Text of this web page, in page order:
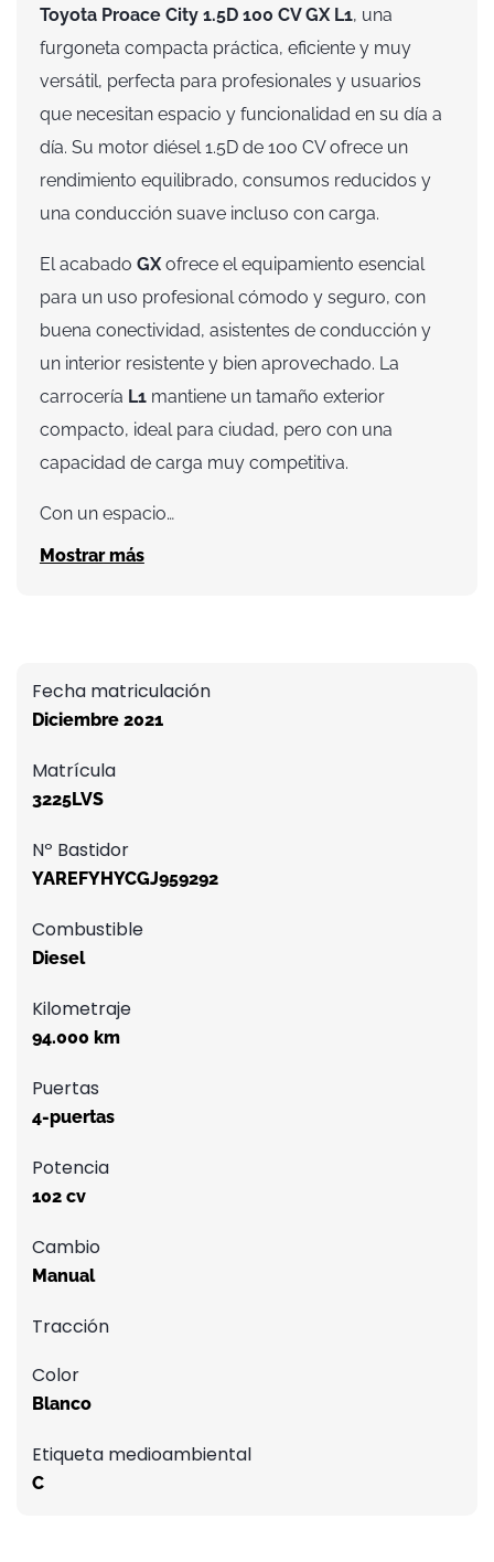
A
p
p
g
r
a
m
Toyota Proace City 1.5D 100 CV GX L1, una
furgoneta compacta práctica, eficiente y muy
versátil, perfecta para profesionales y usuarios
que necesitan espacio y funcionalidad en su día a
día. Su motor diésel 1.5D de 100 CV ofrece un
rendimiento equilibrado, consumos reducidos y
una conducción suave incluso con carga.
El acabado GXofrece el equipamiento esencial
para un uso profesional cómodo y seguro, con
buena conectividad, asistentes de conducción y
un interior resistente y bien aprovechado. La
carrocería L1mantiene un tamaño exterior
compacto, ideal para ciudad, pero con una
capacidad de carga muy competitiva.
Con un espacio…
Mostrar más
Fecha matriculación
Diciembre 2021
Matrícula
3225LVS
Nº Bastidor
YAREFYHYCGJ959292
Combustible
Diesel
Kilometraje
94.000 km
Puertas
4-puertas
Potencia
102 cv
Cambio
Manual
Tracción
Color
Blanco
Etiqueta medioambiental
C